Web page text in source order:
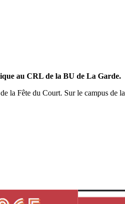
au CRL de la BU de La Garde.
Fête du Court. Sur le campus de